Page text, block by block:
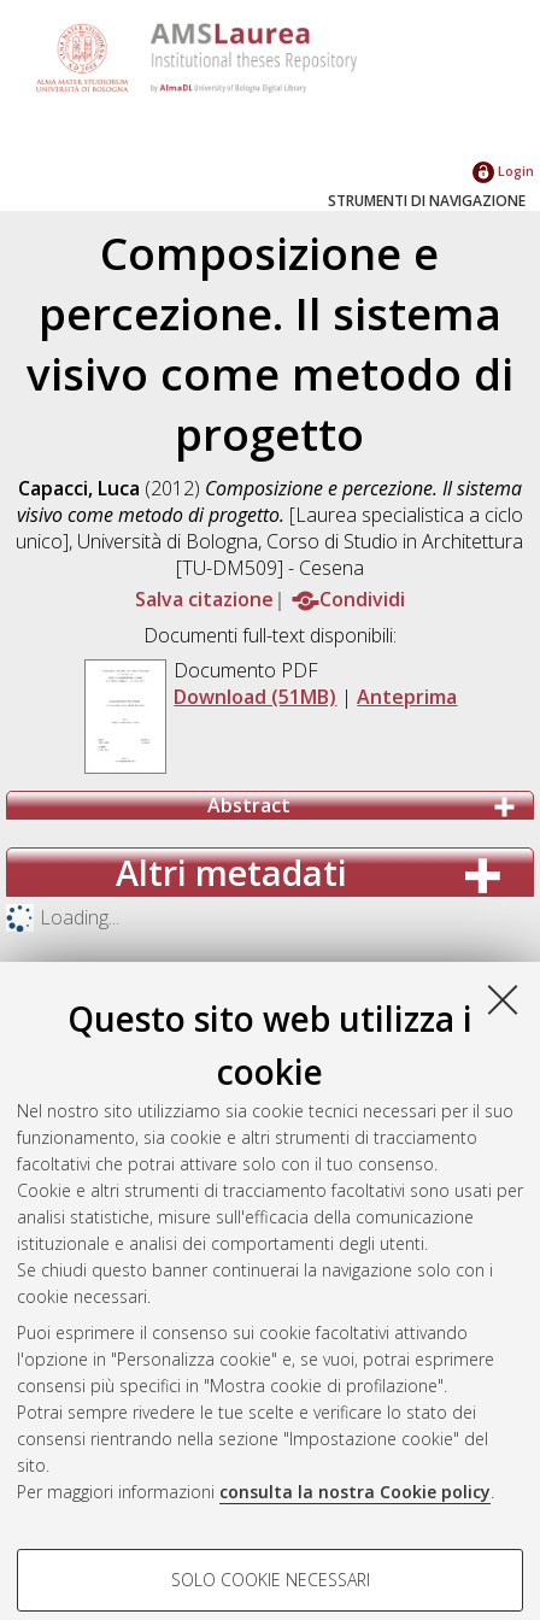
Questo sito web utilizza i
cookie
Nel nostro sito utilizziamo sia cookie tecnici necessari per il suo
funzionamento, sia cookie e altri strumenti di tracciamento
facoltativi che potrai attivare solo con il tuo consenso.
Cookie e altri strumenti di tracciamento facoltativi sono usati per
analisi statistiche, misure sull'efficacia della comunicazione
istituzionale e analisi dei comportamenti degli utenti.
Se chiudi questo banner continuerai la navigazione solo con i
cookie necessari.
Puoi esprimere il consenso sui cookie facoltativi attivando
l'opzione in "Personalizza cookie" e, se vuoi, potrai esprimere
consensi più specifici in "Mostra cookie di profilazione".
Potrai sempre rivedere le tue scelte e verificare lo stato dei
consensi rientrando nella sezione "Impostazione cookie" del
sito.
Per maggiori informazioni consulta la nostra Cookie policy.
COOKIE DI PROFILAZIONE -
SOLO COOKIE NECESSARI
Login
STRUMENTI DI NAVIGAZIONE
Composizione e
percezione. Il sistema
visivo come metodo di
progetto
Capacci, Luca (2012) Composizione e percezione. Il sistema
visivo come metodo di progetto. [Laurea specialistica a ciclo
unico], Università di Bologna, Corso di Studio inArchitettura
[TU-DM509] - Cesena
Salva citazione
Condividi
Documenti full-text disponibili:
Documento PDF
Download (51MB) |Anteprima
Abstract
Altri metadati
Loading...
Gestione del documento:
Atom
Rss 1.0
Rss 2.0
AMS Laurea
Impostazioni Cookie
Informativa sulla privacy
Condizioni d’uso del sito